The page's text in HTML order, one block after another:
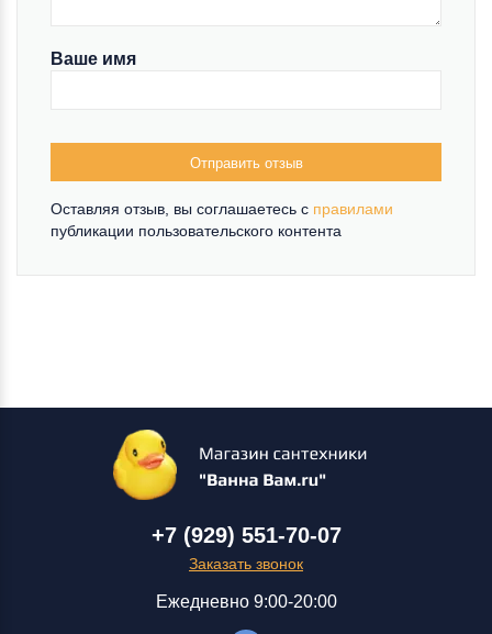
Ваше имя
Отправить отзыв
Оставляя отзыв, вы соглашаетесь c правилами
публикации пользовательского контента
+7 (929) 551-70-07
Заказать звонок
Ежедневно 9:00-20:00